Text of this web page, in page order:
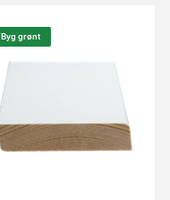
Byg grønt